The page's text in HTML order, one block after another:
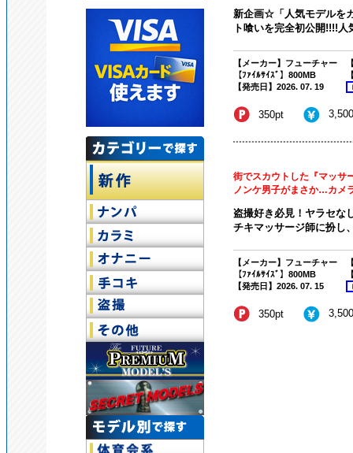
新企画☆「人気モデルを
ト喰いを完全初公開!!!!
【メーカー】フューチャー
【ﾌｧｲﾙｻｲｽﾞ】800MB
【発売日】2026. 07. 19
350pt
街でスカウトした『マッサ
ノンケ男子がまさか…カメ
盗撮好き必見！ヤラセな
チキマッサージ師に扮し
【メーカー】フューチャー
【ﾌｧｲﾙｻｲｽﾞ】800MB
【発売日】2026. 07. 15
350pt